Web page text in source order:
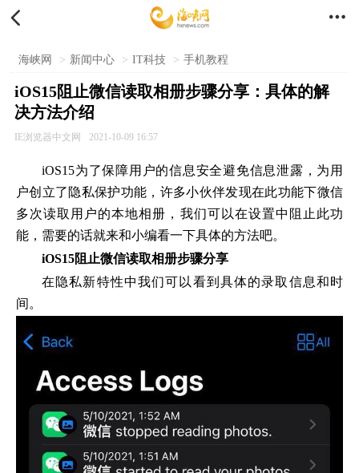
 
海峡网 > 新闻中心 > IT科技 > 手机教程
iOS15阻止微信读取相册步骤分享：具体的解
决方法介绍
IE浏览器中文网 2021-10-09 16:57
iOS15为了保障用户的信息安全避免信息泄露，为用
户创立了隐私保护功能，许多小伙伴发现在此功能下微信
多次读取用户的本地相册，我们可以在设置中阻止此功
能，需要的话就来和小编看一下具体的方法吧。
iOS15阻止微信读取相册步骤分享
在隐私新特性中我们可以看到具体的录取信息和时
间。